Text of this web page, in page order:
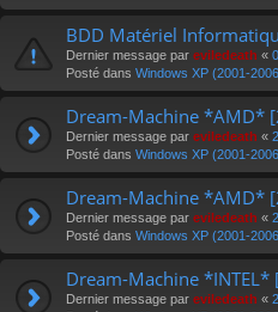
BDD Matériel
Dernier message par eviledeath «
Posté dans Windows XP (2001-
Dream-Machine *AMD*
Dernier message par eviledeath «
Posté dans Windows XP (2001-
Dream-Machine *AMD*
Dernier message par eviledeath «
Posté dans Windows XP (2001-
Dream-Machine
Dernier message par eviledeath «